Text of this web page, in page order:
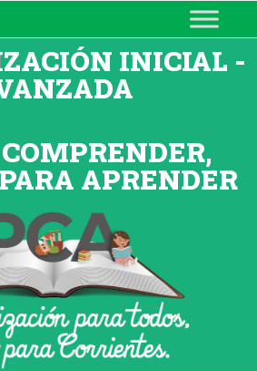
DE EDUCACIÓN
INICIAL -
APRENDER